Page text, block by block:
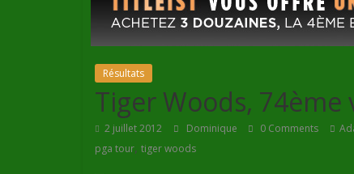
Résultats
Tiger Woods, 74ème
2 juillet 2012 Dominique 0 Comments
pga tour, tiger woods